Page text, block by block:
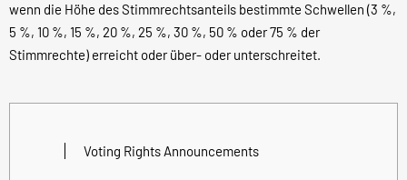
wenn die Höhe des Stimmrechtsanteils bestimmte Schwellen (3 %,
5 %, 10 %, 15 %, 20 %, 25 %, 30 %, 50 % oder 75 % der
Stimmrechte) erreicht oder über- oder unterschreitet.
Voting Rights Announcements